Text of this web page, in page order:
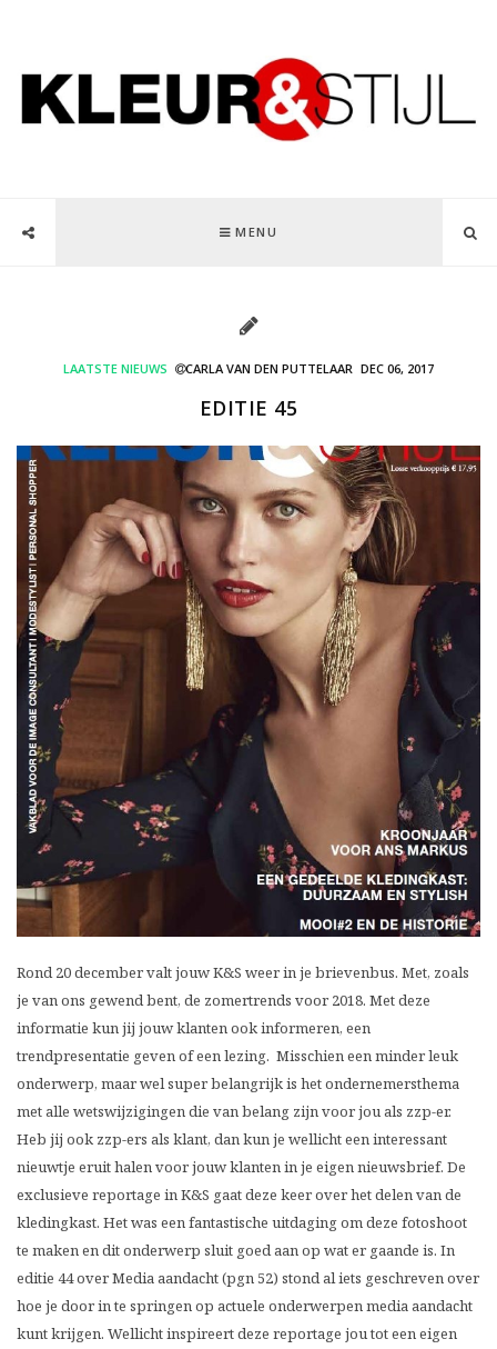
MENU
LAATSTE NIEUWS CARLA VAN DEN PUTTELAAR DEC 06, 2017
EDITIE 45
Rond 20 december valt jouw K&S weer in je brievenbus. Met, zoals
je van ons gewend bent, de zomertrends voor 2018. Met deze
informatie kun jij jouw klanten ook informeren, een
trendpresentatie geven of een lezing. Misschien een minder leuk
onderwerp, maar wel super belangrijk is het ondernemersthema
met alle wetswijzigingen die van belang zijn voor jou als zzp-er.
Heb jij ook zzp-ers als klant, dan kun je wellicht een interessant
nieuwtje eruit halen voor jouw klanten in je eigen nieuwsbrief. De
exclusieve reportage in K&S gaat deze keer over het delen van de
kledingkast. Het was een fantastische uitdaging om deze fotoshoot
te maken en dit onderwerp sluit goed aan op wat er gaande is. In
editie 44 over Media aandacht (pgn 52) stond al iets geschreven over
hoe je door in te springen op actuele onderwerpen media aandacht
kunt krijgen. Wellicht inspireert deze reportage jou tot een eigen